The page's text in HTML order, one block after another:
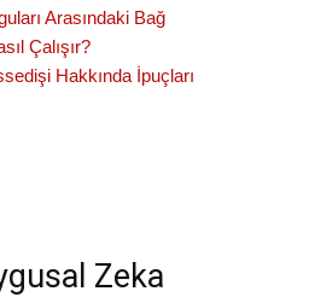
Arasındaki Bağ
Çalışır?
Hakkında İpuçları
Zeka